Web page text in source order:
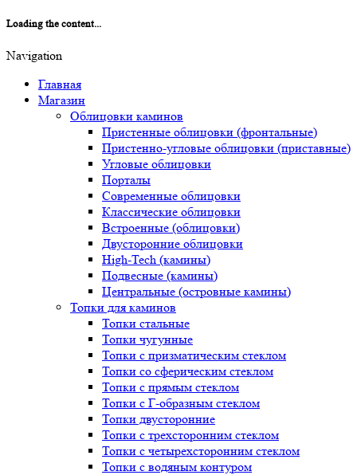
Loading the content...
Navigation
Главная
Магазин
Облицовки каминов
Пристенные облицовки (фронтальные)
Пристенно-угловые облицовки (приставные)
Угловые облицовки
Порталы
Современные облицовки
Классические облицовки
Встроенные (облицовки)
Двусторонние облицовки
High-Tech (камины)
Подвесные (камины)
Центральные (островные камины)
Топки для каминов
Топки стальные
Топки чугунные
Топки с призматическим стеклом
Топки со сферическим стеклом
Топки с прямым стеклом
Топки с Г-образным стеклом
Топки двусторонние
Топки с трехсторонним стеклом
Топки с четырехсторонним стеклом
Топки с водяным контуром